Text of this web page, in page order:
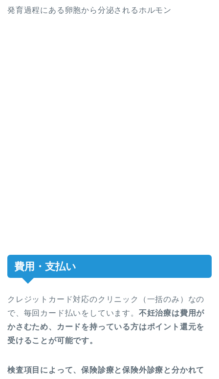
発育過程にある卵胞から分泌されるホルモン
費用・支払い
クレジットカード対応のクリニック（一括のみ）なの
で、毎回カード払いをしています。 不妊治療は費用が
かさむため、カードを持っている方はポイント還元を
受けることが可能です。
検査項目によって、保険診療と保険外診療と分かれて